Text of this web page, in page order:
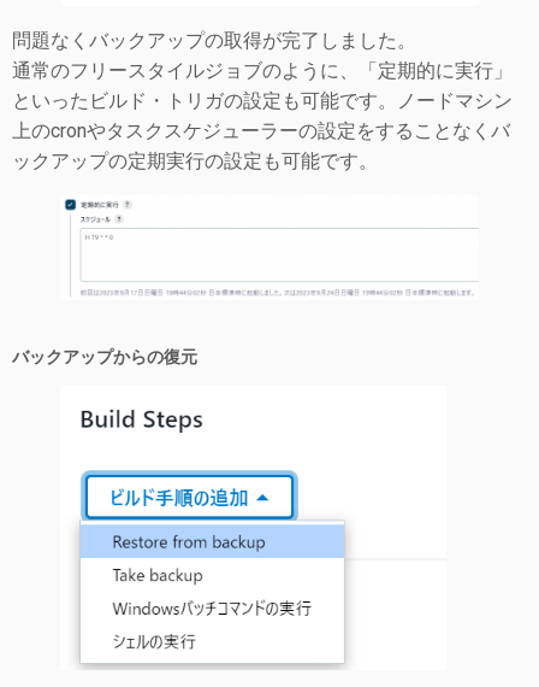
問題なくバックアップの取得が完了しました。
通常のフリースタイルジョブのように、「定期的に実行」
といったビルド・トリガの設定も可能です。ノードマシン
上のcronやタスクスケジューラーの設定をすることなくバ
ックアップの定期実行の設定も可能です。
バックアップからの復元